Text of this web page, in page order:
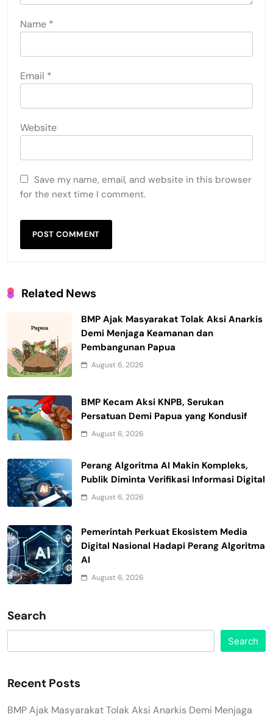
Name *
Email *
Website
Save my name, email, and website in this browser
for the next time I comment.
Related News
BMP Ajak Masyarakat Tolak Aksi Anarkis
Demi Menjaga Keamanan dan
Pembangunan Papua
August 6, 2026
BMP Kecam Aksi KNPB, Serukan
Persatuan Demi Papua yang Kondusif
August 6, 2026
Perang Algoritma AI Makin Kompleks,
Publik Diminta Verifikasi Informasi Digital
August 6, 2026
Pemerintah Perkuat Ekosistem Media
Digital Nasional Hadapi Perang Algoritma
AI
August 6, 2026
Search
Search
Recent Posts
BMP Ajak Masyarakat Tolak Aksi Anarkis Demi Menjaga